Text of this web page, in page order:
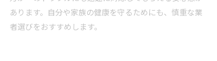
あります。自分や家族の健康を守るためにも、慎重な業
者選びをおすすめします。